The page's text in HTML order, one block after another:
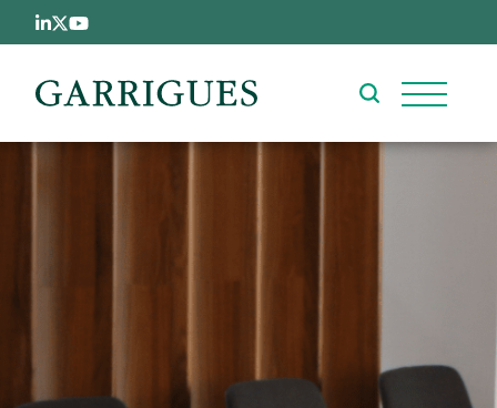
Pasar al contenido principal